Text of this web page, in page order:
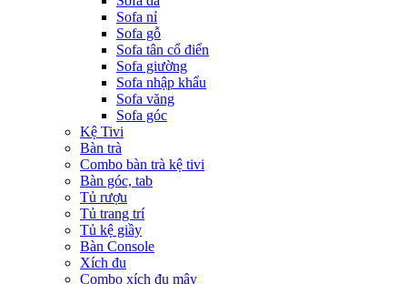
Sofa nỉ
Sofa gỗ
Sofa tân cổ điển
Sofa giường
Sofa nhập khẩu
Sofa văng
Sofa góc
Kệ Tivi
Bàn trà
Combo bàn trà kệ tivi
Bàn góc, tab
Tủ rượu
Tủ trang trí
Tủ kệ giầy
Bàn Console
Xích đu
Combo xích đu mây